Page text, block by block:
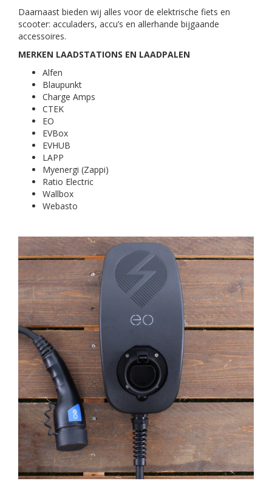
Daarnaast bieden wij alles voor de elektrische fiets en
scooter: acculaders, accu’s en allerhande bijgaande
accessoires.
MERKEN LAADSTATIONS EN LAADPALEN
Alfen
Blaupunkt
Charge Amps
CTEK
EO
EVBox
EVHUB
LAPP
Myenergi (Zappi)
Ratio Electric
Wallbox
Webasto